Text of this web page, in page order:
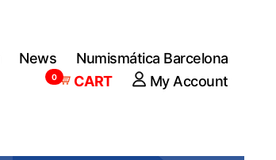
News
Numismática Barcelona
CART
0 My Account